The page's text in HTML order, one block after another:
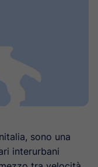
sono una
interurbani